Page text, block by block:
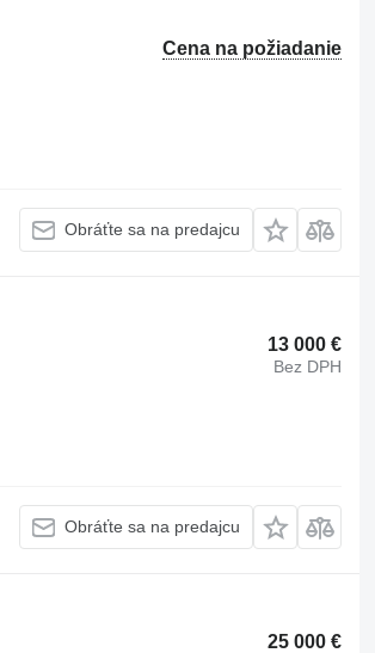
Cena na požiadanie
Obráťte sa na predajcu
13 000 €
Bez DPH
Obráťte sa na predajcu
25 000 €